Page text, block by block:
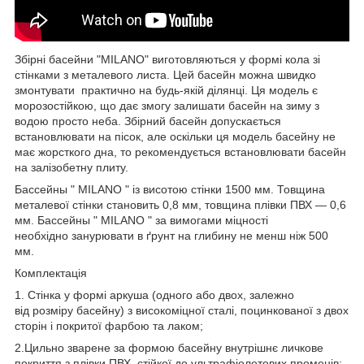
Збірні басейни "MILANO" виготовляються у формі кола зі
стінками з металевого листа. Цей басейн можна швидко
змонтувати практично на будь-якій ділянці. Ця модель є
морозостійкою, що дає змогу залишати басейн на зиму з
водою просто неба. Збірний басейн допускається
встановлювати на пісок, але оскільки ця модель басейну не
має жорсткого дна, то рекомендується встановлювати басейн
на залізобетну плиту.
Бассейны " MILANO " із висотою стінки 1500 мм. Товщина
металевої стінки становить 0,8 мм, товщина плівки ПВХ — 0,6
мм. Бассейны " MILANO " за вимогами міцності
необхідно занурювати в ґрунт на глибину не менш ніж 500
мм.
Комплектація
1. Стінка у формі аркуша (одного або двох, залежно
від розміру басейну) з високоміцної сталі, поцинкованої з двох
сторін і покритої фарбою та лаком;
2.Цильно зварене за формою басейну внутрішнє личкове